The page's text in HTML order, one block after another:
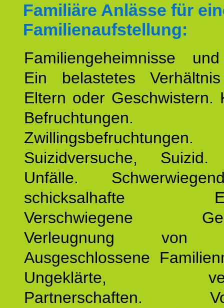
Familiäre Anlässe für
Familienaufstellung:
Familiengeheimnisse
Ein belastetes
Eltern oder Geschwistern.
Befruchtungen.
Zwillingsbefruchtungen.
Suizidversuche, Suizid.
Unfälle.
schicksalhafte
Verschwiegene
Verleugnung von
Ausgeschlossene
Ungeklärte,
Partnerschaften.